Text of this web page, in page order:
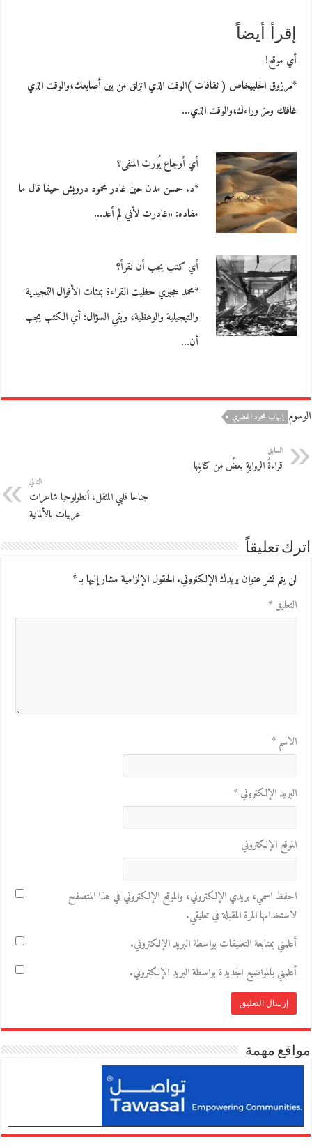
إقرأ أيضاً
أي موقع!
*مرزوق الحلبيخاص ( ثقافات )الوقت الذي انزلق من بين أصابعك،والوقت الذي
غافلك ومرّ وراءك،والوقت الذي…
أي أوجاع يُورث المنفى؟
*د. حسن مدن حين غادر محمود درويش حيفا قال ما
مفاده: «غادرت لأني لم أعد…
أي كتب يجب أن نقرأ؟
*محمد حجيري حظيت القراءة بمئات الأقوال التمجيدية
والتبجيلية والوعظية، وبقي السؤال: أي الكتب يجب
أن…
الوسوم إيهاب محمود الحضري
السابق
قراءةُ الروايةِ بعضٌ من كتابتِها
التالي
جناحا قلبي المثقل، أنطولوجيا شاعرات
عربيات بالألمانية
اترك تعليقاً
لن يتم نشر عنوان بريدك الإلكتروني.الحقول الإلزامية مشار إليها بـ*
التعليق*
الاسم*
البريد الإلكتروني*
الموقع الإلكتروني
احفظ اسمي، بريدي الإلكتروني، والموقع الإلكتروني في هذا المتصفح
لاستخدامها المرة المقبلة في تعليقي.
أعلمني بمتابعة التعليقات بواسطة البريد الإلكتروني.
أعلمني بالمواضيع الجديدة بواسطة البريد الإلكتروني.
مواقع مهمة